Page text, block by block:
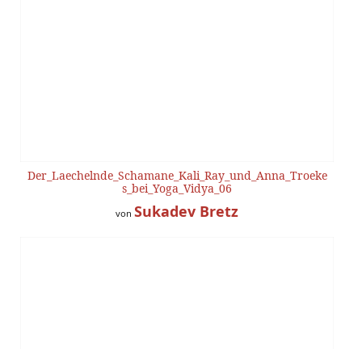
Der_Laechelnde_Schamane_Kali_Ray_und_Anna_Troeke
s_bei_Yoga_Vidya_06
von Sukadev Bretz